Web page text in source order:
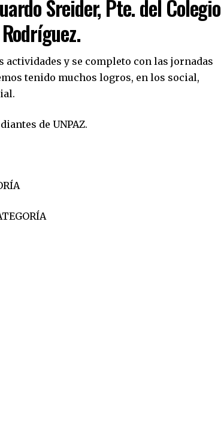
Sreider, Pte. del Colegio
y se completo con las jornadas
tenido muchos logros, en los social,
de UNPAZ.